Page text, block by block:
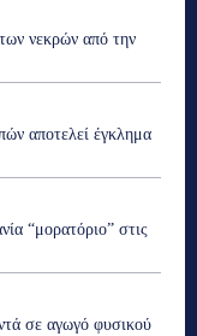
νεκρών από την
αποτελεί έγκλημα
“μορατόριο” στις
σε αγωγό φυσικού